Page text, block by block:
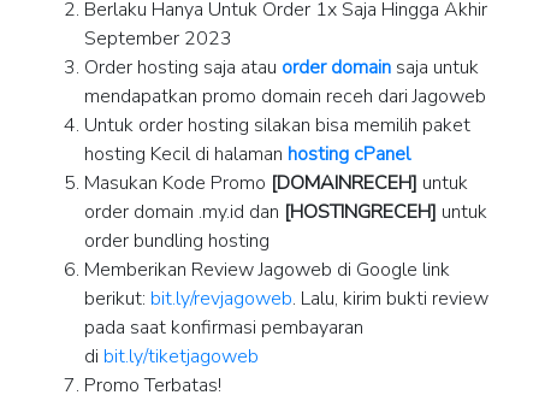
Berlaku Hanya Untuk Order 1x Saja Hingga Akhir
September 2023
Order hosting saja atau order domain saja untuk
mendapatkan promo domain receh dari Jagoweb
Untuk order hosting silakan bisa memilih paket
hosting Kecil di halaman hosting cPanel
Masukan Kode Promo [DOMAINRECEH] untuk
order domain .my.id dan [HOSTINGRECEH] untuk
order bundling hosting
Memberikan Review Jagoweb di Google link
berikut: bit.ly/revjagoweb. Lalu, kirim bukti review
pada saat konfirmasi pembayaran
di bit.ly/tiketjagoweb
Promo Terbatas!